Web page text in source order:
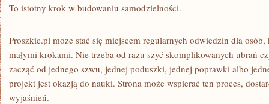
To istotny krok w budowaniu samodzielności.
Proszkic.pl może stać się miejscem regularnych odwiedzin dla
małymi krokami. Nie trzeba od razu szyć skomplikowanych ubrań
zacząć od jednego szwu, jednej poduszki, jednej poprawki albo
projekt jest okazją do nauki. Strona może wspierać ten proces,
wyjaśnień.